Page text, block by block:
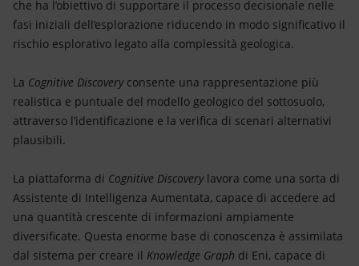
che ha l’obiettivo di supportare il processo decisionale nelle
fasi iniziali dell’esplorazione riducendo in modo significativo il
rischio esplorativo legato alla complessità geologica.
La Cognitive Discoveryconsente una rappresentazione più
realistica e puntuale del modello geologico del sottosuolo,
attraverso l’identificazione e la verifica di scenari alternativi
plausibili.
La piattaforma di Cognitive Discoverylavora come una sorta di
Assistente di Intelligenza Aumentata, capace di accedere ad
una quantità crescente di informazioni ampiamente
diversificate. Questa enorme base di conoscenza è assimilata
dal sistema per creare il Knowledge Graph di Eni, capace di